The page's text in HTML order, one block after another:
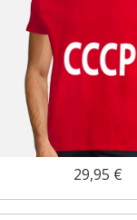
29,95 €